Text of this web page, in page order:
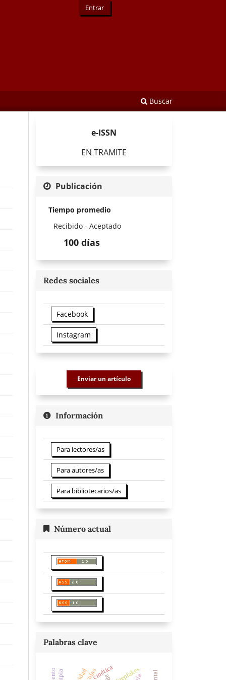
Buscar
Entrar
e-ISSN
EN TRAMITE
Publicación
Tiempo promedio
Recibido - Aceptado
100 días
Redes sociales
Facebook
Instagram
Enviar un artículo
Información
Para lectores/as
Para autores/as
Para bibliotecarios/as
Número actual
Palabras clave
deepfakes
cinética